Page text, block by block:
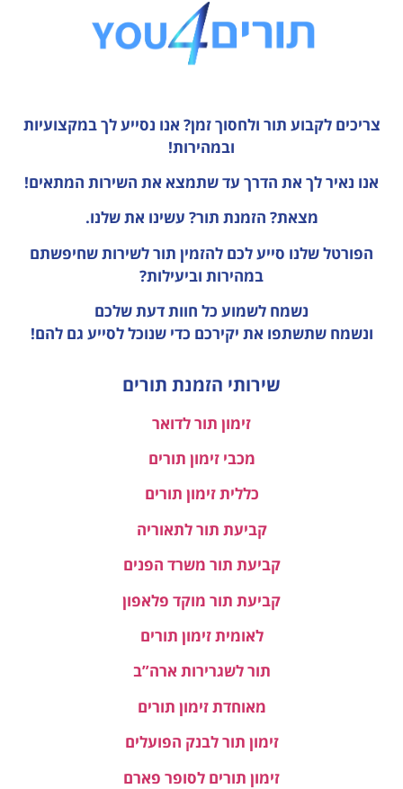
צריכים לקבוע תור ולחסוך זמן? אנו נסייע לך במקצועיות
ובמהירות!
אנו נאיר לך את הדרך עד שתמצא את השירות המתאים!
מצאת? הזמנת תור? עשינו את שלנו.
הפורטל שלנו סייע לכם להזמין תור לשירות שחיפשתם
במהירות וביעילות?
נשמח לשמוע כל חוות דעתשלכם
ונשמח שתשתפו את יקירכם כדי שנוכל לסייע גם להם!
שירותי הזמנת תורים
זימון תור לדואר
מכבי זימון תורים
כללית זימון תורים
קביעת תור לתאוריה
קביעת תור משרד הפנים
קביעת תור מוקד פלאפון
לאומית זימון תורים
תור לשגרירות ארה”ב
מאוחדת זימון תורים
זימון תור לבנק הפועלים
זימון תורים לסופר פארם